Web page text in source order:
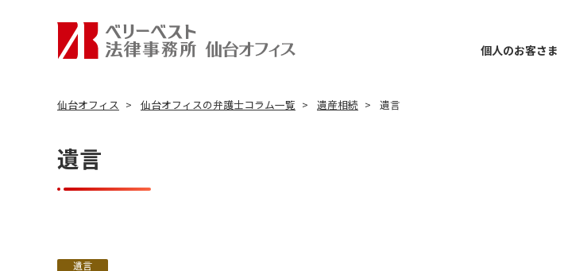
個人のお客さま
仙台オフィス 仙台オフィスの弁護士コラム一覧 遺産相続 遺言
遺言
遺言